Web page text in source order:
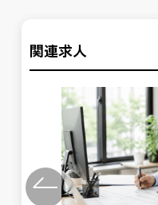
関連求人
Previous